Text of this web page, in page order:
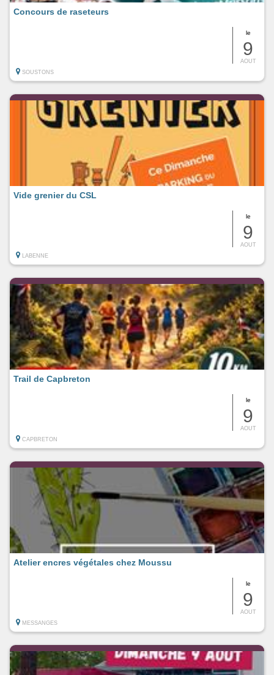
le
9
AOUT
Concours de raseteurs
SOUSTONS
le
9
AOUT
Vide grenier du CSL
LABENNE
le
9
AOUT
Trail de Capbreton
CAPBRETON
le
9
AOUT
Atelier encres végétales chez Moussu
MESSANGES